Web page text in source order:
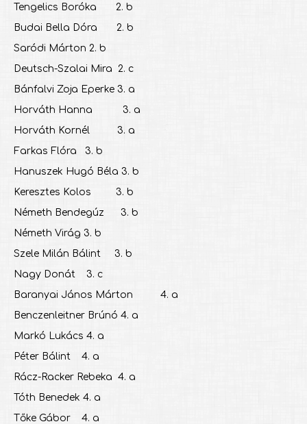
Tengelics Boróka 2. b
Budai Bella Dóra 2. b
Saródi Márton 2. b
Deutsch-Szalai Mira 2. c
Bánfalvi Zoja Eperke 3. a
Horváth Hanna 3. a
Horváth Kornél 3. a
Farkas Flóra 3. b
Hanuszek Hugó Béla 3. b
Keresztes Kolos 3. b
Németh Bendegúz 3. b
Németh Virág 3. b
Szele Milán Bálint 3. b
Nagy Donát 3. c
Baranyai János Márton 4. a
Benczenleitner Brúnó 4. a
Markó Lukács 4. a
Péter Bálint 4. a
Rácz-Racker Rebeka 4. a
Tóth Benedek 4. a
Tőke Gábor 4. a